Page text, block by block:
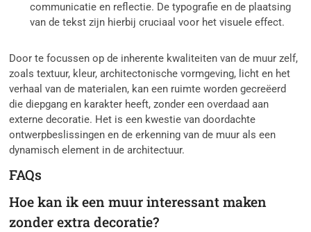
communicatie en reflectie. De typografie en de plaatsing
van de tekst zijn hierbij cruciaal voor het visuele effect.
Door te focussen op de inherente kwaliteiten van de muur zelf,
zoals textuur, kleur, architectonische vormgeving, licht en het
verhaal van de materialen, kan een ruimte worden gecreëerd
die diepgang en karakter heeft, zonder een overdaad aan
externe decoratie. Het is een kwestie van doordachte
ontwerpbeslissingen en de erkenning van de muur als een
dynamisch element in de architectuur.
FAQs
Hoe kan ik een muur interessant maken
zonder extra decoratie?